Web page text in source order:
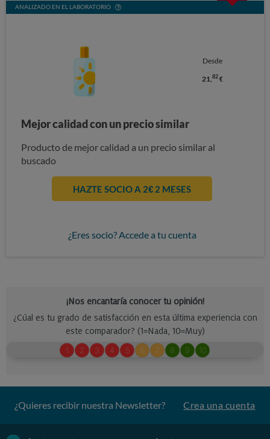
ANALIZADO EN EL LABORATORIO
Desde
21, 82€
Mejor calidad con un precio similar
Producto de mejor calidad a un precio similar al
buscado
HAZTE SOCIO A 2€ 2 MESES
¿Eres socio? Accede a tu cuenta
¿Quieres recibir nuestra Newsletter? Crea una cuenta